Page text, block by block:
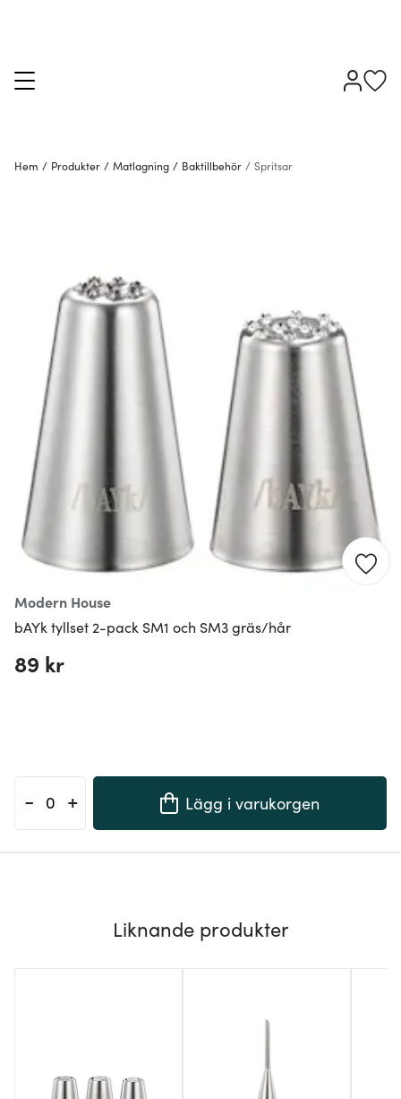
Hem / Produkter / Matlagning / Baktillbehör / Spritsar
Modern House
bAYk tyllset 2-pack SM1 och SM3 gräs/hår
89 kr
- + Lägg i varukorgen
Liknande produkter